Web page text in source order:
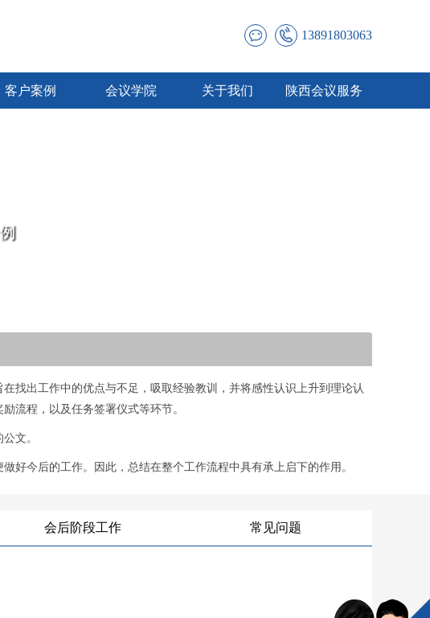
13891803063
客户案例 会议学院 关于我们 陕西会议服务
找出工作中的优点与不足，吸取经验教训，并将感性认识上升到理论认
流程，以及任务签署仪式等环节。
文。
好今后的工作。因此，总结在整个工作流程中具有承上启下的作用。
会后阶段工作 常见问题